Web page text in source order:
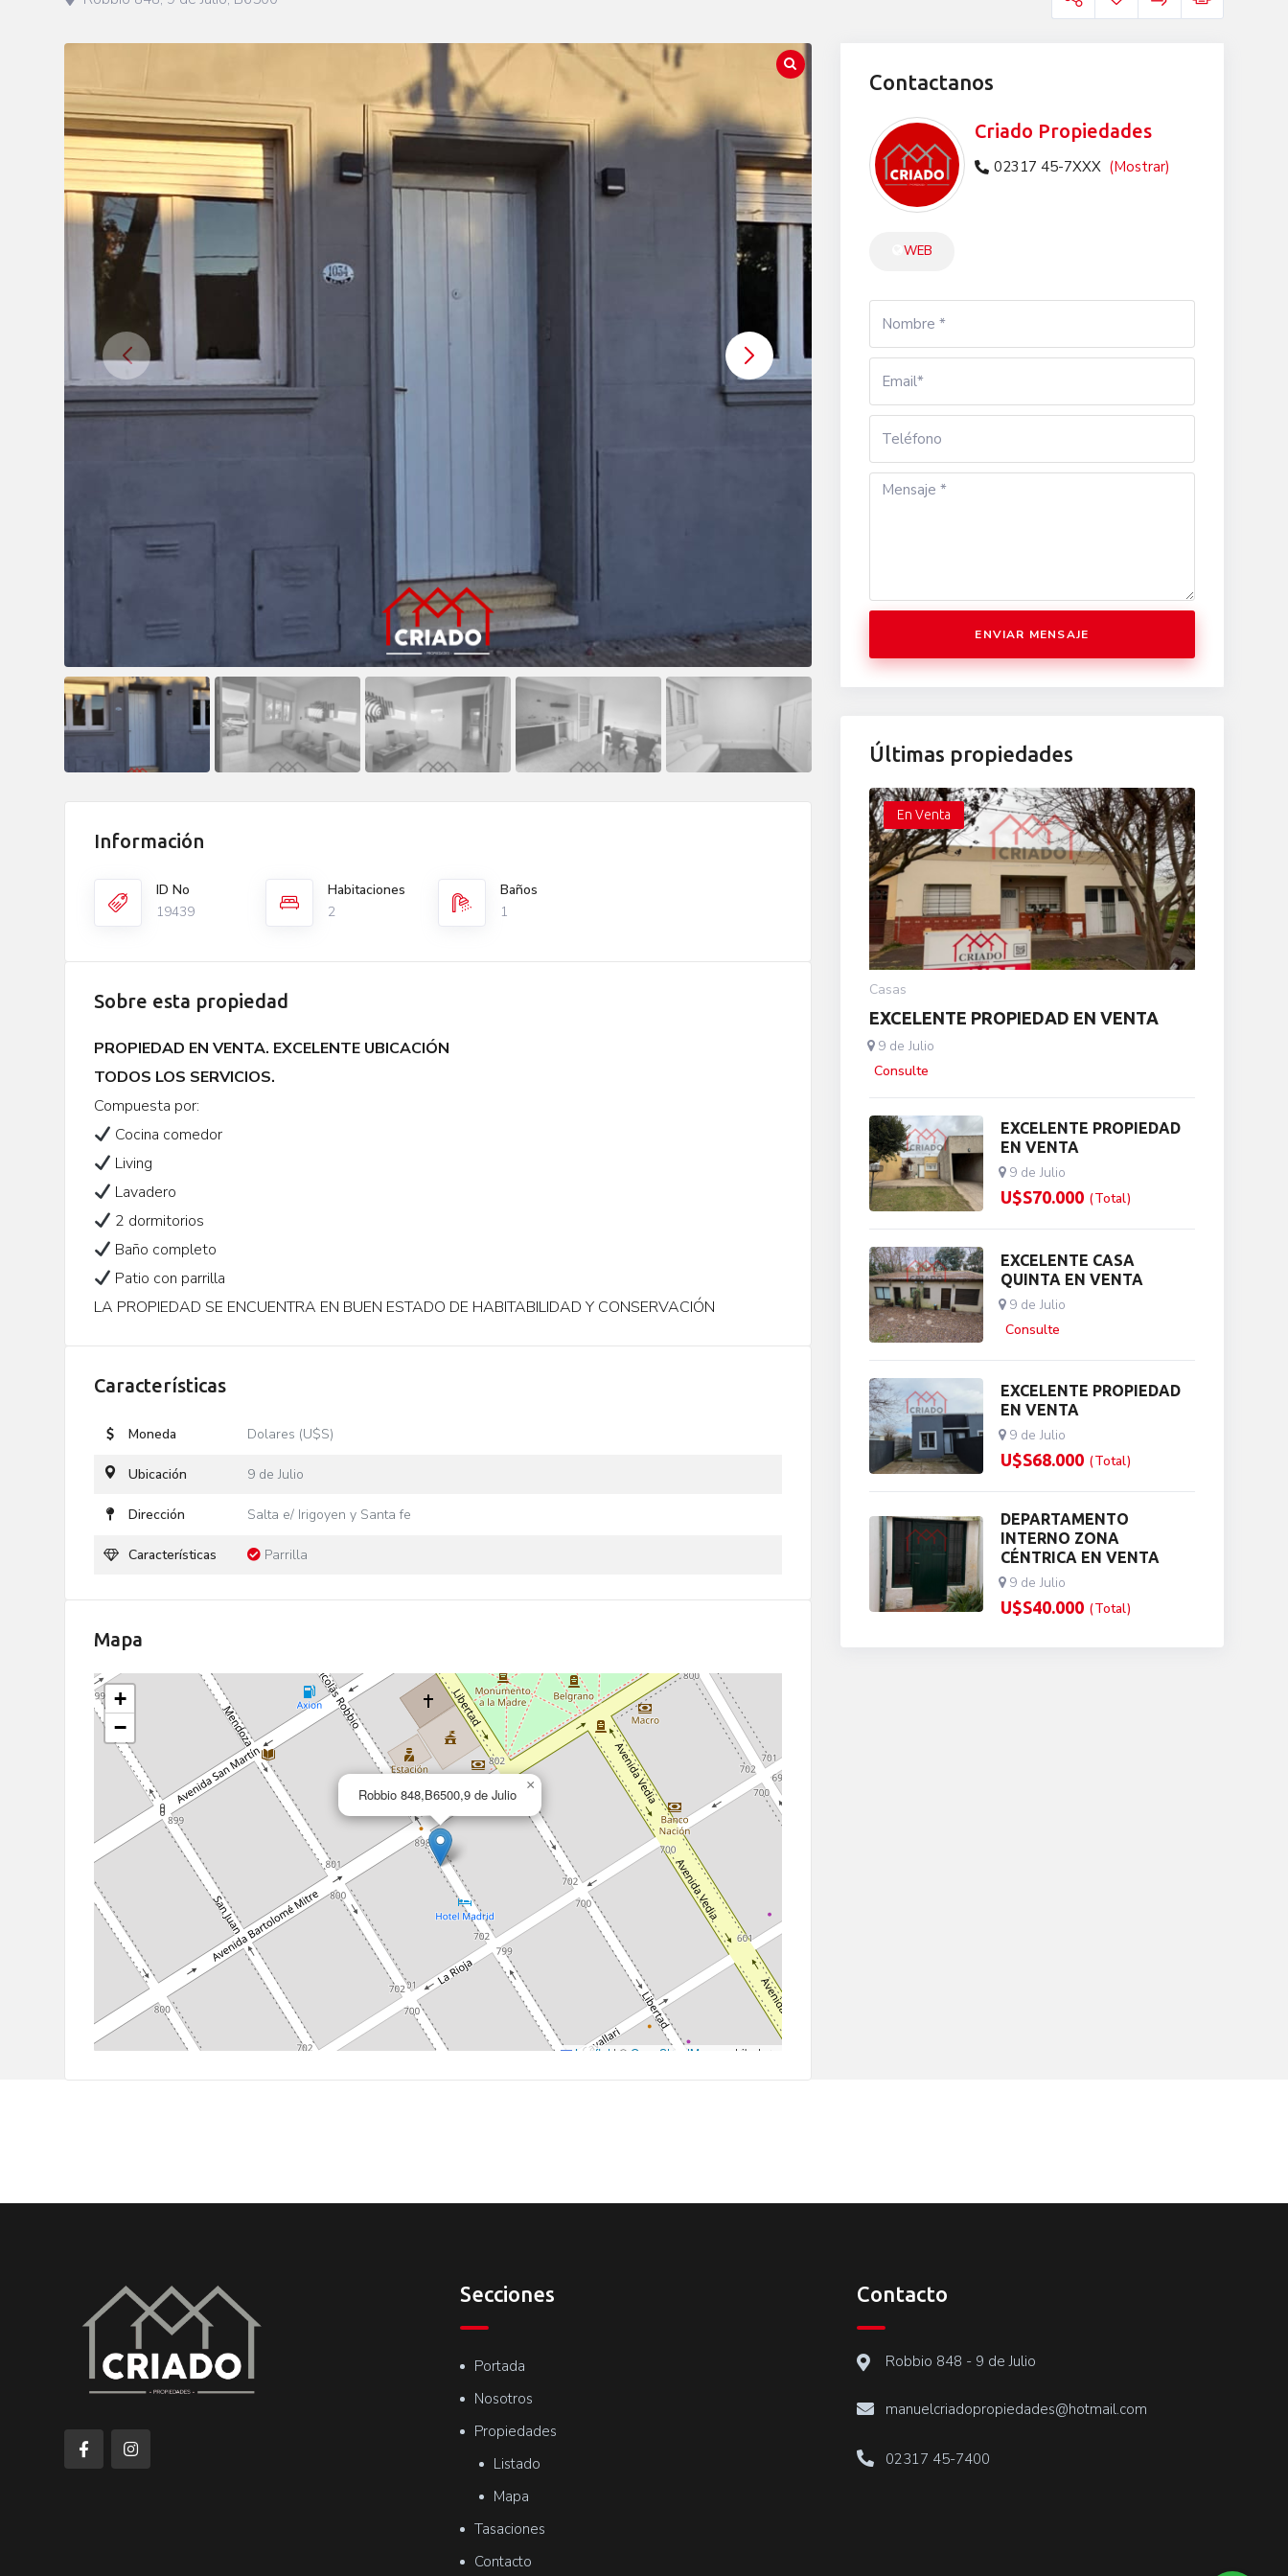
Información
ID No
19439
Habitaciones
2
Baños
1
Sobre esta propiedad
PROPIEDAD EN VENTA. EXCELENTE UBICACIÓN
TODOS LOS SERVICIOS.
Compuesta por:
Cocina comedor
Living
Lavadero
2 dormitorios
Baño completo
Patio con parrilla
LA PROPIEDAD SE ENCUENTRA EN BUEN ESTADO DE HABITABILIDAD Y CONSERVACIÓN
Características
Moneda Dolares (U$S)
Ubicación 9 de Julio
Dirección Salta e/ Irigoyen y Santa fe
Características Parrilla
Mapa
Robbio 848,B6500,9 de Julio
×
+
−
Leaflet | © OpenStreetMap contributors
Contactanos
Criado Propiedades
02317 45-7XXX (Mostrar)
WEB
ENVIAR MENSAJE
Últimas propiedades
En Venta
Casas
EXCELENTE PROPIEDAD EN VENTA
9 de Julio
Consulte
EXCELENTE PROPIEDAD
EN VENTA
9 de Julio
U$S70.000 (Total)
EXCELENTE CASA
QUINTA EN VENTA
9 de Julio
Consulte
EXCELENTE PROPIEDAD
EN VENTA
9 de Julio
U$S68.000 (Total)
DEPARTAMENTO
INTERNO ZONA
CÉNTRICA EN VENTA
9 de Julio
U$S40.000 (Total)
Secciones
Portada
Nosotros
Propiedades
Listado
Mapa
Tasaciones
Contacto
Contacto
Robbio 848 - 9 de Julio
manuelcriadopropiedades@hotmail.com
02317 45-7400